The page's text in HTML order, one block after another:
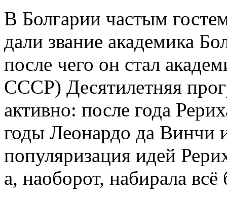
В Болгарии частым
дали звание академика
после чего он стал
СССР) Десятилетняя
активно: после года
годы Леонардо да Винчи
популяризация идей
а, наоборот, набирала